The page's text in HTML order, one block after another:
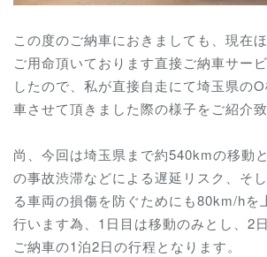
この度のご納車におきましても、現在
ご用命頂いております直接ご納車サー
したので、私が直接自走にて埼玉県の
車させて頂きました際の様子をご紹介致
尚、今回は埼玉県まで約540kmの移動
の事故渋滞などによる遅延リスク、そ
る車両の損傷を防ぐためにも80km/hを
行います為、1日目は移動のみとし、2
ご納車の1泊2日の行程となります。